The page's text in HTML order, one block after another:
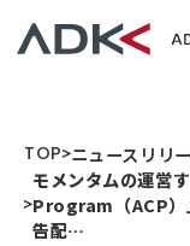
ホーム
TOP ニュースリリ
モメンタムの運
Program（ACP）
告配…